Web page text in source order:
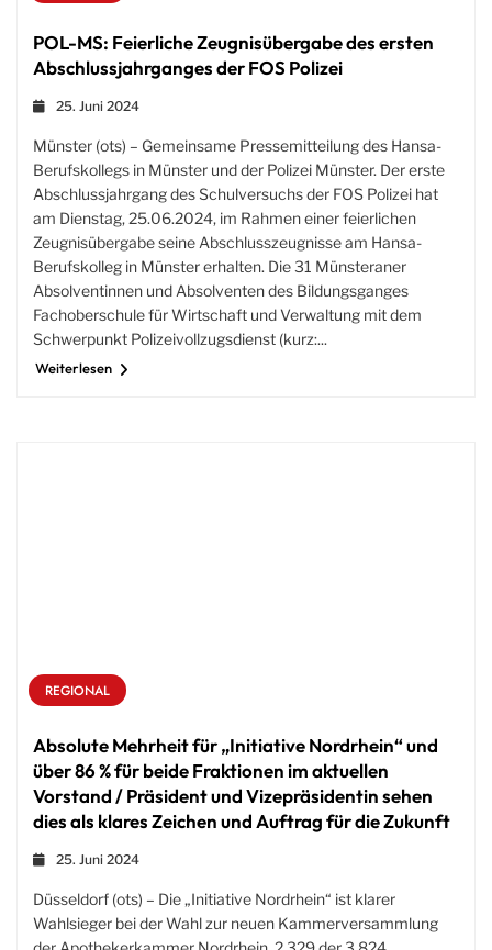
POL-MS: Feierliche Zeugnisübergabe des ersten
Abschlussjahrganges der FOS Polizei
25. Juni 2024
Münster (ots) – Gemeinsame Pressemitteilung des Hansa-
Berufskollegs in Münster und der Polizei Münster. Der erste
Abschlussjahrgang des Schulversuchs der FOS Polizei hat
am Dienstag, 25.06.2024, im Rahmen einer feierlichen
Zeugnisübergabe seine Abschlusszeugnisse am Hansa-
Berufskolleg in Münster erhalten. Die 31 Münsteraner
Absolventinnen und Absolventen des Bildungsganges
Fachoberschule für Wirtschaft und Verwaltung mit dem
Schwerpunkt Polizeivollzugsdienst (kurz:...
Weiterlesen
REGIONAL
Absolute Mehrheit für „Initiative Nordrhein“ und
über 86 % für beide Fraktionen im aktuellen
Vorstand / Präsident und Vizepräsidentin sehen
dies als klares Zeichen und Auftrag für die Zukunft
25. Juni 2024
Düsseldorf (ots) – Die „Initiative Nordrhein“ ist klarer
Wahlsieger bei der Wahl zur neuen Kammerversammlung